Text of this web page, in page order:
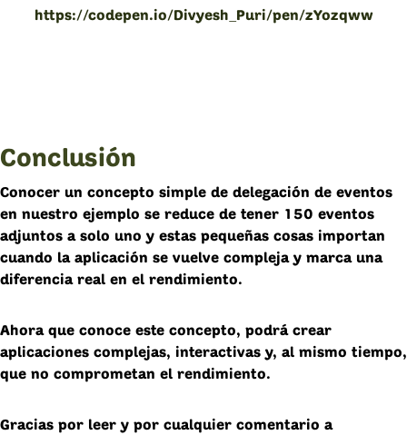
https://codepen.io/Divyesh_Puri/pen/zYozqww
Conclusión
Conocer un concepto simple de delegación de eventos
en nuestro ejemplo se reduce de tener 150 eventos
adjuntos a solo uno y estas pequeñas cosas importan
cuando la aplicación se vuelve compleja y marca una
diferencia real en el rendimiento.
Ahora que conoce este concepto, podrá crear
aplicaciones complejas, interactivas y, al mismo tiempo,
que no comprometan el rendimiento.
Gracias por leer y por cualquier comentario a